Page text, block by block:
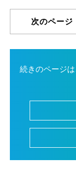
次のペー
続きのページ